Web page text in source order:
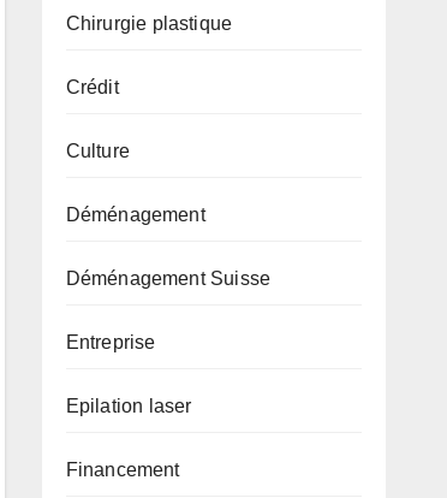
Chirurgie plastique
Crédit
Culture
Déménagement
Déménagement Suisse
Entreprise
Epilation laser
Financement